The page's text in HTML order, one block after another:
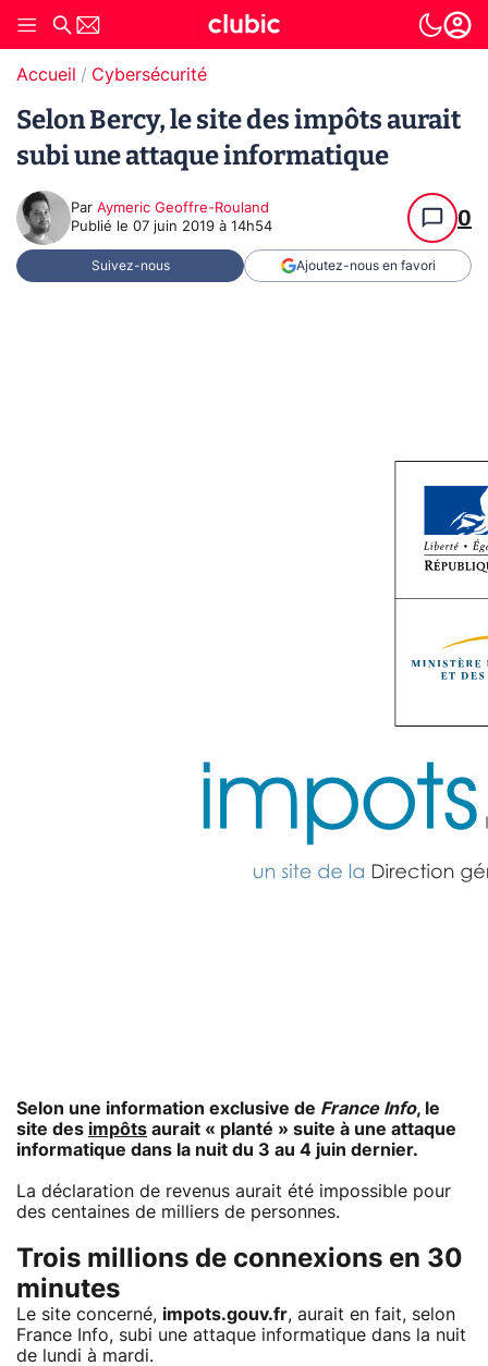
Accueil Cybersécurité
Selon Bercy, le site des impôts aurait
subi une attaque informatique
Par Aymeric Geoffre-Rouland
Publié le 07 juin 2019 à 14h54 0
Suivez-nous Ajoutez-nous en favori
Selon une information exclusive de France Info, le
site des impôts aurait « planté » suite à une attaque
informatique dans la nuit du 3 au 4 juin dernier.
La déclaration de revenus aurait été impossible pour
des centaines de milliers de personnes.
Trois millions de connexions en 30
minutes
Le site concerné, impots.gouv.fr, aurait en fait, selon
France Info, subi une attaque informatique dans la nuit
de lundi à mardi.